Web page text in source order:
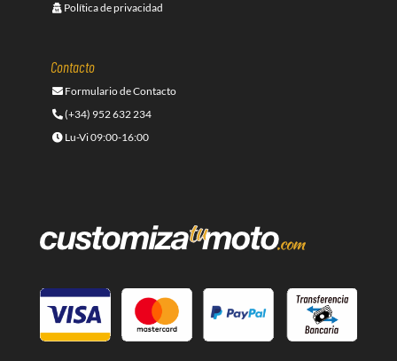
Política de privacidad
Contacto
Formulario de Contacto
(+34) 952 632 234
Lu-Vi 09:00-16:00